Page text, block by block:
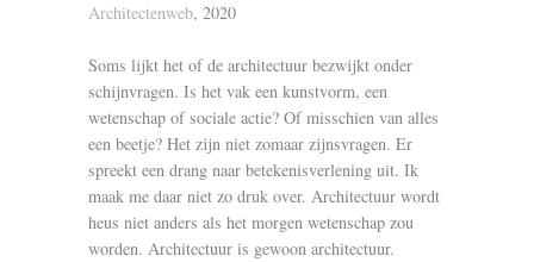
Architectenweb, 2020
Soms lijkt het of de architectuur bezwijkt onder
schijnvragen. Is het vak een kunstvorm, een
wetenschap of sociale actie? Of misschien van alles
een beetje? Het zijn niet zomaar zijnsvragen. Er
spreekt een drang naar betekenisverlening uit. Ik
maak me daar niet zo druk over. Architectuur wordt
heus niet anders als het morgen wetenschap zou
worden. Architectuur is gewoon architectuur.